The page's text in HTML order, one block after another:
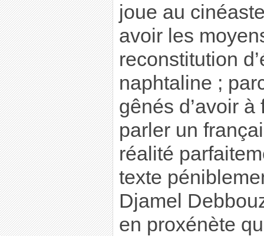
joue au
avoir les
reconstitution
naphtaline ;
gênés d’avoir
parler un
réalité
texte
Djamel
en proxénète